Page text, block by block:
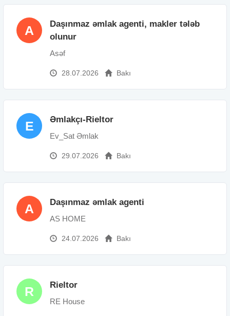
A
Daşınmaz əmlak agenti, makler tələb
olunur
Asəf
28.07.2026 Bakı
E Əmlakçı-Rieltor
Ev_Sat Əmlak
29.07.2026 Bakı
A Daşınmaz əmlak agenti
AS HOME
24.07.2026 Bakı
R Rieltor
RE House